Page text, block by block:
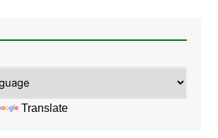
Translate